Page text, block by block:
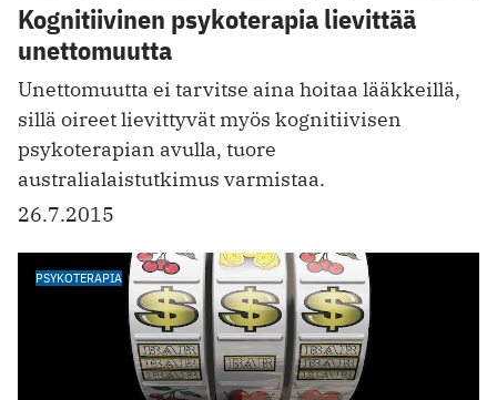
Kognitiivinen psykoterapia lievittää
unettomuutta
Unettomuutta ei tarvitse aina hoitaa lääkkeillä,
sillä oireet lievittyvät myös kognitiivisen
psykoterapian avulla, tuore
australialaistutkimus varmistaa.
26.7.2015
PSYKOTERAPIA